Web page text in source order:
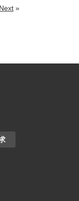
Next »